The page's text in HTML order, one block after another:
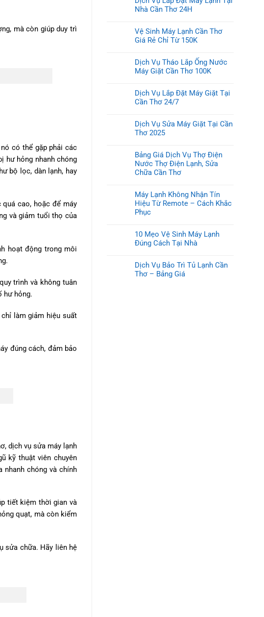
mà còn giúp duy trì
có thể gặp phải các
hư hỏng nhanh chóng
bộ lọc, dàn lạnh, hay
cao, hoặc để máy
và giảm tuổi thọ của
hoạt động trong môi
trình và không tuân
hư hỏng.
làm giảm hiệu suất
đúng cách, đảm bảo
dịch vụ sửa máy lạnh
kỹ thuật viên chuyên
nhanh chóng và chính
tiết kiệm thời gian và
quạt, mà còn kiểm
sửa chữa. Hãy liên hệ
Nhà Cần Thơ 24H
Vệ Sinh Máy Lạnh Cần Thơ
Giá Rẻ Chỉ Từ 150K
Dịch Vụ Tháo Lắp Ống Nước
Máy Giặt Cần Thơ 100K
Dịch Vụ Lắp Đặt Máy Giặt Tại
Cần Thơ 24/7
Dịch Vụ Sửa Máy Giặt Tại Cần
Thơ 2025
Bảng Giá Dịch Vụ Thợ Điện
Nước Thợ Điện Lạnh, Sửa
Chữa Cần Thơ
Máy Lạnh Không Nhận Tín
Hiệu Từ Remote – Cách Khắc
Phục
10 Mẹo Vệ Sinh Máy Lạnh
Đúng Cách Tại Nhà
Dịch Vụ Bảo Trì Tủ Lạnh Cần
Thơ – Bảng Giá